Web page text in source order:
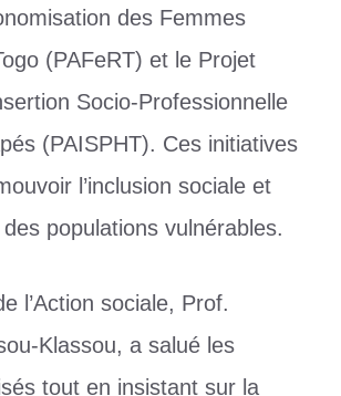
des Femmes
(PAFeRT) et le Projet
Socio-Professionnelle
(PAISPHT). Ces initiatives
l’inclusion sociale et
populations vulnérables.
l’Action sociale, Prof.
Klassou, a salué les
tout en insistant sur la